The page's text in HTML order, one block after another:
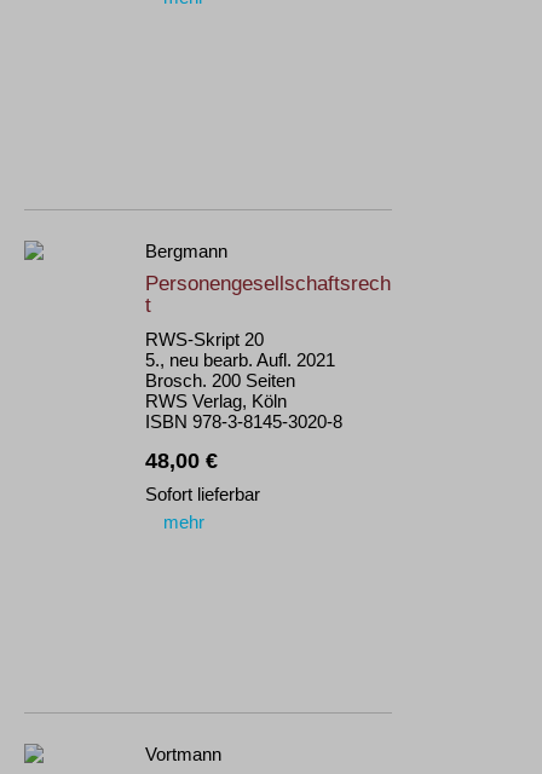
Bergmann
Personengesellschaftsrech
t
RWS-Skript 20
5., neu bearb. Aufl. 2021
Brosch. 200 Seiten
RWS Verlag, Köln
ISBN 978-3-8145-3020-8
48,00 €
Sofort lieferbar
mehr
Vortmann